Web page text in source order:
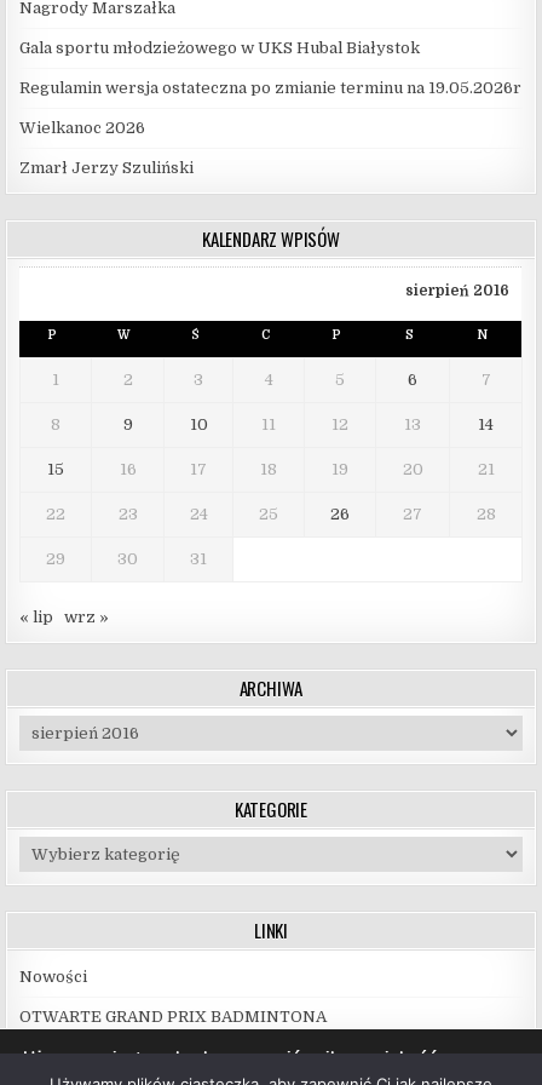
Nagrody Marszałka
Gala sportu młodzieżowego w UKS Hubal Białystok
Regulamin wersja ostateczna po zmianie terminu na 19.05.2026r
Wielkanoc 2026
Zmarł Jerzy Szuliński
KALENDARZ WPISÓW
sierpień 2016
P W Ś C P S N
1 2 3 4 5 6 7
8 9 10 11 12 13 14
15 16 17 18 19 20 21
22 23 24 25 26 27 28
29 30 31
« lip wrz »
ARCHIWA
Archiwa
KATEGORIE
Kategorie
LINKI
Nowości
OTWARTE GRAND PRIX BADMINTONA
Używamy ciasteczek, aby zapewnić najlepszą jakość
korzystania z naszej witryny.